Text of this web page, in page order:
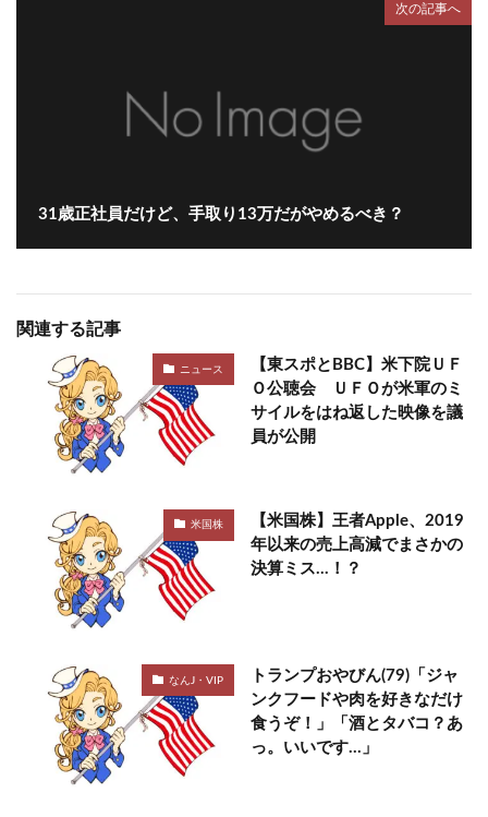
次の記事へ
31歳正社員だけど、手取り13万だがやめるべき？
関連する記事
ニュース
【東スポとBBC】米下院ＵＦ
Ｏ公聴会 ＵＦＯが米軍のミ
サイルをはね返した映像を議
員が公開
米国株
【米国株】王者Apple、2019
年以来の売上高減でまさかの
決算ミス…！？
なんJ・VIP
トランプおやびん(79)「ジャ
ンクフードや肉を好きなだけ
食うぞ！」「酒とタバコ？あ
っ。いいです…」